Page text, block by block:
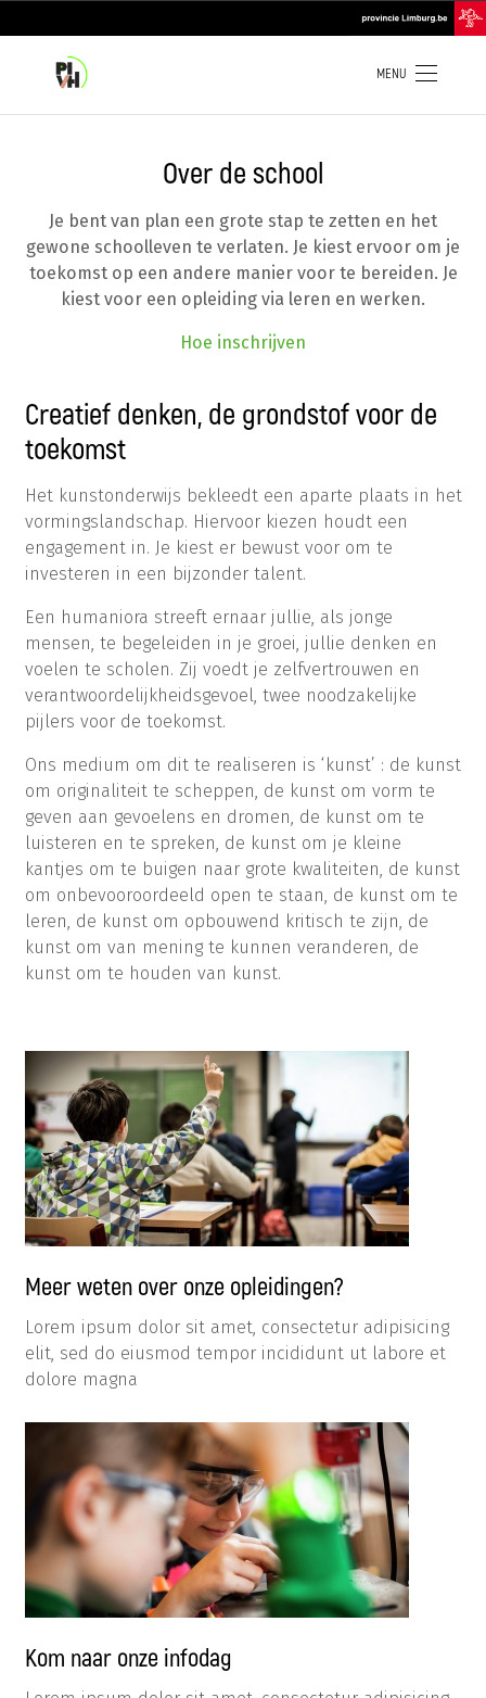
Overslaan
naar
navigation
MENU
Over de school
Je bent van plan een grote stap te zetten en het
gewone schoolleven te verlaten. Je kiest ervoor om je
toekomst op een andere manier voor te bereiden. Je
kiest voor een opleiding via leren en werken.
Hoe inschrijven
Creatief denken, de grondstof voor de
toekomst
Het kunstonderwijs bekleedt een aparte plaats in het
vormingslandschap. Hiervoor kiezen houdt een
engagement in. Je kiest er bewust voor om te
investeren in een bijzonder talent.
Een humaniora streeft ernaar jullie, als jonge
mensen, te begeleiden in je groei, jullie denken en
voelen te scholen. Zij voedt je zelfvertrouwen en
verantwoordelijkheidsgevoel, twee noodzakelijke
pijlers voor de toekomst.
Ons medium om dit te realiseren is ‘kunst’ : de kunst
om originaliteit te scheppen, de kunst om vorm te
geven aan gevoelens en dromen, de kunst om te
luisteren en te spreken, de kunst om je kleine
kantjes om te buigen naar grote kwaliteiten, de kunst
om onbevooroordeeld open te staan, de kunst om te
leren, de kunst om opbouwend kritisch te zijn, de
kunst om van mening te kunnen veranderen, de
kunst om te houden van kunst.
Meer weten over onze opleidingen?
Lorem ipsum dolor sit amet, consectetur adipisicing
elit, sed do eiusmod tempor incididunt ut labore et
dolore magna
Kom naar onze infodag